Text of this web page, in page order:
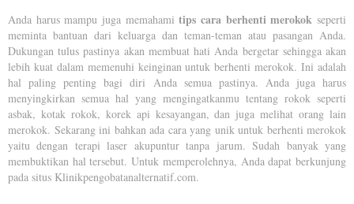
Anda harus mampu juga memahamitips cara berhenti merokok seperti
meminta bantuan dari keluarga dan teman-teman atau pasangan Anda.
Dukungan tulus pastinya akan membuat hati Anda bergetar sehingga akan
lebih kuat dalam memenuhi keinginan untuk berhenti merokok. Ini adalah
hal paling penting bagi diri Anda semua pastinya. Anda juga harus
menyingkirkan semua hal yang mengingatkanmu tentang rokok seperti
asbak, kotak rokok, korek api kesayangan, dan juga melihat orang lain
merokok. Sekarang ini bahkan ada cara yang unik untuk berhenti merokok
yaitu dengan terapi laser akupuntur tanpa jarum. Sudah banyak yang
membuktikan hal tersebut. Untuk memperolehnya, Anda dapat berkunjung
pada situs Klinikpengobatanalternatif.com.